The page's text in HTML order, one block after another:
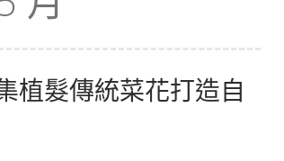
植髮傳統菜花打造自